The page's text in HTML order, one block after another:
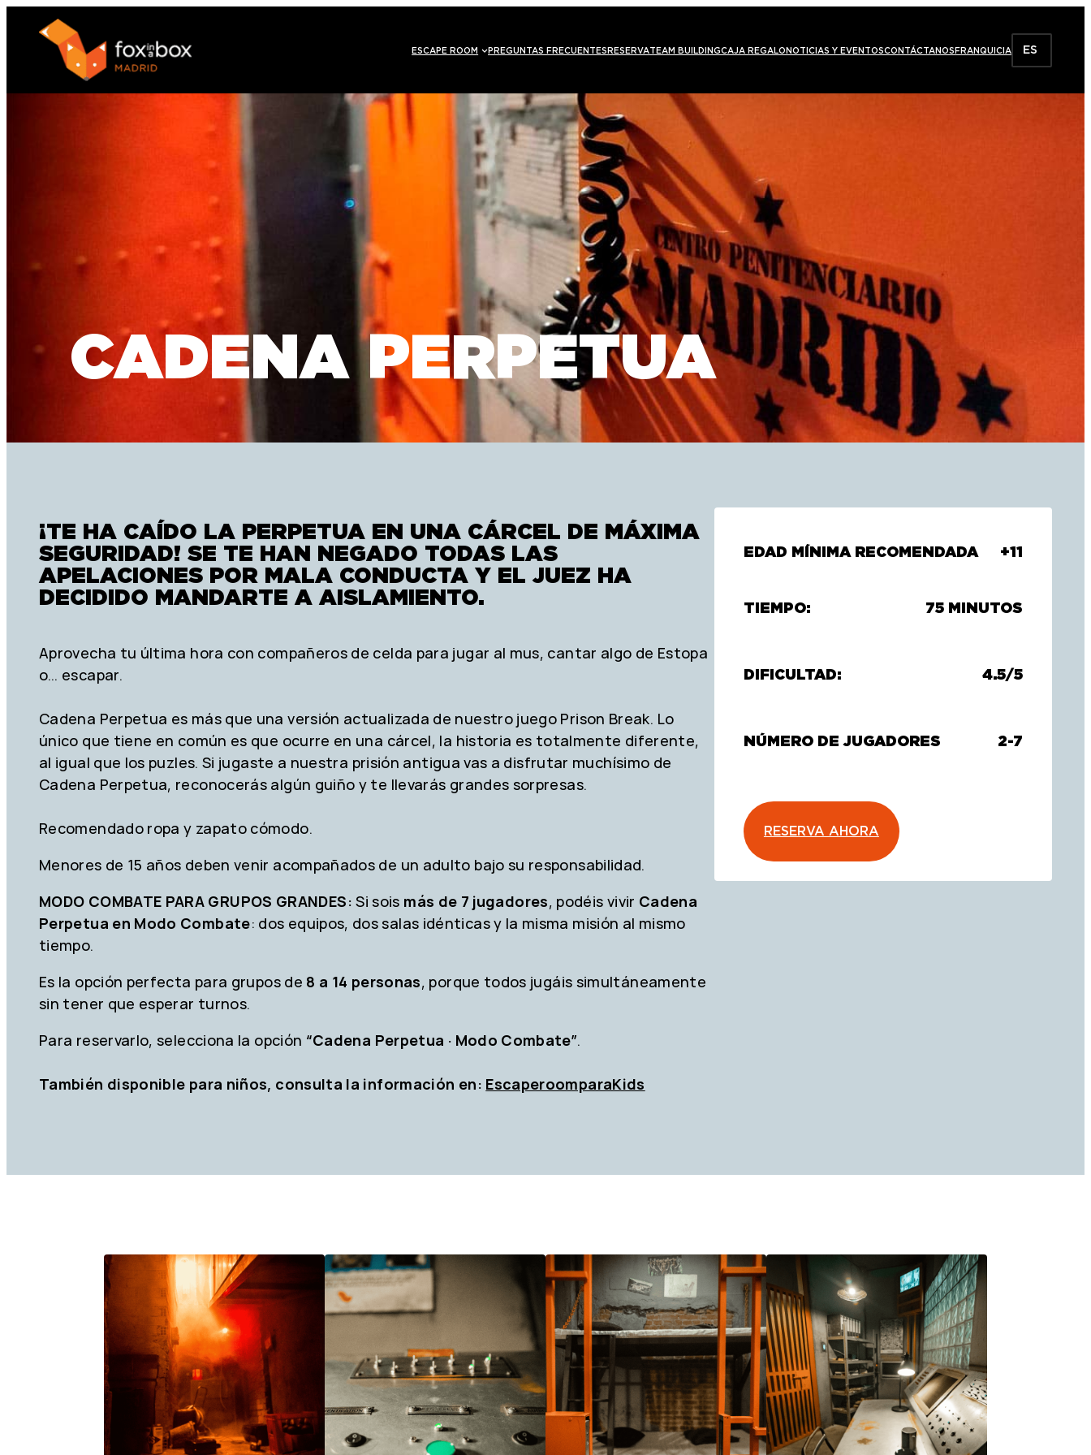
ESCAPE ROOM PREGUNTAS FRECUENTES RESERVATEAM BUILDINGCAJA REGALO NOTICIAS Y EVENTOSCONTÁCTANOS FRANQUICIA ES
CADENA PERPETUA
¡TE HA CAÍDO LA PERPETUA EN UNA CÁRCEL DE MÁXIMA
SEGURIDAD! SE TE HAN NEGADO TODAS LAS
APELACIONES POR MALA CONDUCTA Y EL JUEZ HA
DECIDIDO MANDARTE A AISLAMIENTO.
Aprovecha tu última hora con compañeros de celda para jugar al mus, cantar algo de Estopa
o… escapar.
Cadena Perpetua es más que una versión actualizada de nuestro juego Prison Break. Lo
único que tiene en común es que ocurre en una cárcel, la historia es totalmente diferente,
al igual que los puzles. Si jugaste a nuestra prisión antigua vas a disfrutar muchísimo de
Cadena Perpetua, reconocerás algún guiño y te llevarás grandes sorpresas.
Recomendado ropa y zapato cómodo.
Menores de 15 años deben venir acompañados de un adulto bajo su responsabilidad.
MODO COMBATE PARA GRUPOS GRANDES: Si sois más de 7 jugadores, podéis vivir Cadena
Perpetua en Modo Combate: dos equipos, dos salas idénticas y la misma misión al mismo
tiempo.
Es la opción perfecta para grupos de 8 a 14 personas, porque todos jugáis simultáneamente
sin tener que esperar turnos.
Para reservarlo, selecciona la opción “Cadena Perpetua · Modo Combate”.
También disponible para niños, consulta la información en: EscaperoomparaKids
EDAD MÍNIMA RECOMENDADA +11
TIEMPO: 75 MINUTOS
DIFICULTAD: 4.5/5
NÚMERO DE JUGADORES 2-7
RESERVA AHORA